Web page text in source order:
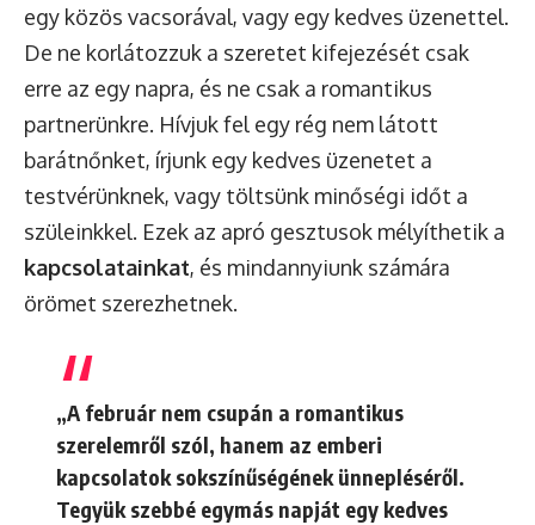
egy közös vacsorával, vagy egy kedves üzenettel.
De ne korlátozzuk a szeretet kifejezését csak
erre az egy napra, és ne csak a romantikus
partnerünkre. Hívjuk fel egy rég nem látott
barátnőnket, írjunk egy kedves üzenetet a
testvérünknek, vagy töltsünk minőségi időt a
szüleinkkel. Ezek az apró gesztusok mélyíthetik a
kapcsolatainkat, és mindannyiunk számára
örömet szerezhetnek.
„A február nem csupán a romantikus
szerelemről szól, hanem az emberi
kapcsolatok sokszínűségének ünnepléséről.
Tegyük szebbé egymás napját egy kedves